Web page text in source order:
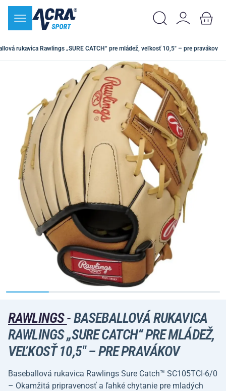
rukavica Rawlings „SURE CATCH“ pre mládež, veľkosť 10,5" – pre pravákov
RAWLINGS-BASEBALLOVÁ RUKAVICA
RAWLINGS „SURE CATCH“ PRE MLÁDEŽ,
VEĽKOSŤ 10,5" – PRE PRAVÁKOV
Baseballová rukavica Rawlings Sure Catch™ SC105TCI-6/0
– Okamžitá pripravenosť a ľahké chytanie pre mladých